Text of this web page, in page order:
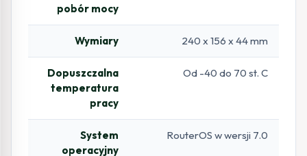
pobór mocy
Wymiary 240 x 156 x 44 mm
Dopuszczalna
temperatura
pracy
Od -40 do 70 st. C
System
operacyjny
RouterOS w wersji 7.0